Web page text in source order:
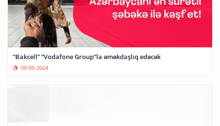
“Bakcell” “Vodafone Group”la əməkdaşlıq edəcək
09-09-2024